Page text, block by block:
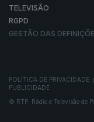
TELEVISÃO
RGPD
GESTÃO DAS
POLÍTICA DE PRIVACIDADE
PUBLICIDADE
© RTP, Rádio e Televisão de